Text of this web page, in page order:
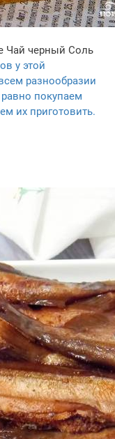
Чай черный Соль
у этой
разнообразии
покупаем
их приготовить.